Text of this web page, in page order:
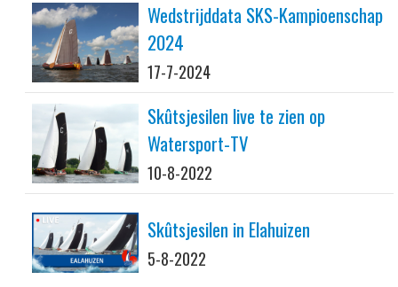
Wedstrijddata SKS-Kampioenschap
2024
17-7-2024
Skûtsjesilen live te zien op
Watersport-TV
10-8-2022
Skûtsjesilen in Elahuizen
5-8-2022